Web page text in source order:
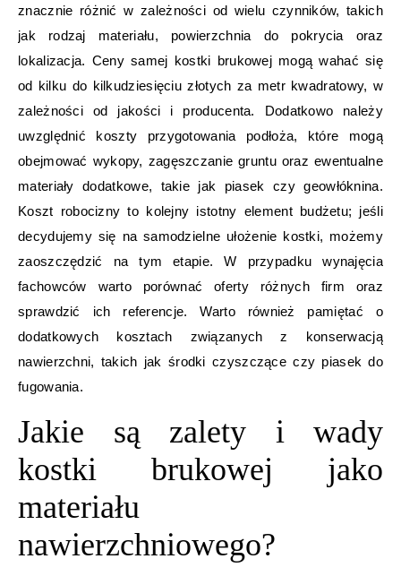
znacznie różnić w zależności od wielu czynników, takich
jak rodzaj materiału, powierzchnia do pokrycia oraz
lokalizacja. Ceny samej kostki brukowej mogą wahać się
od kilku do kilkudziesięciu złotych za metr kwadratowy, w
zależności od jakości i producenta. Dodatkowo należy
uwzględnić koszty przygotowania podłoża, które mogą
obejmować wykopy, zagęszczanie gruntu oraz ewentualne
materiały dodatkowe, takie jak piasek czy geowłóknina.
Koszt robocizny to kolejny istotny element budżetu; jeśli
decydujemy się na samodzielne ułożenie kostki, możemy
zaoszczędzić na tym etapie. W przypadku wynajęcia
fachowców warto porównać oferty różnych firm oraz
sprawdzić ich referencje. Warto również pamiętać o
dodatkowych kosztach związanych z konserwacją
nawierzchni, takich jak środki czyszczące czy piasek do
fugowania.
Jakie są zalety i wady
kostki brukowej jako
materiału
nawierzchniowego?